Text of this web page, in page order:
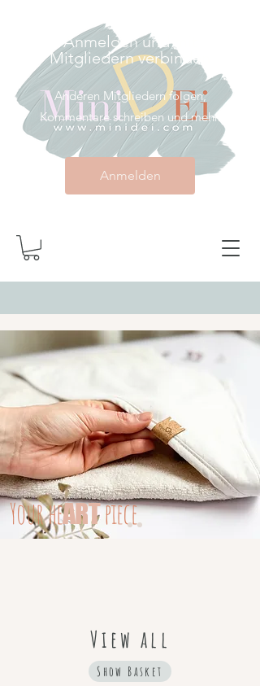
Anmelden und mit
Mitgliedern verbinden
Anderen Mitgliedern folgen,
Kommentare schreiben und mehr.
Anmelden
YourheARTpiece
View all
Show Basket